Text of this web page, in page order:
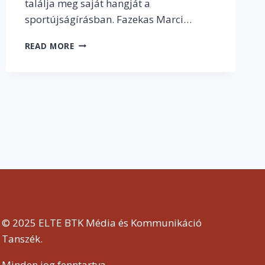
találja meg saját hangját a
sportújságírásban. Fazekas Marci…
READ MORE„HA
FAZEKAS
TEHETSÉGÉVEL
© 2025 ELTE BTK Média és Kommunikáció
Tanszék.